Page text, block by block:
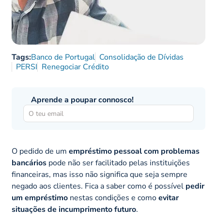
Tags:Banco de Portugal Consolidação de Dívidas
PERSI Renegociar Crédito
Aprende a poupar connosco!
O pedido de um empréstimo pessoal com problemas
bancários pode não ser facilitado pelas instituições
financeiras, mas isso não significa que seja sempre
negado aos clientes. Fica a saber como é possível pedir
um empréstimo nestas condições e comoevitar
situações de incumprimento futuro.